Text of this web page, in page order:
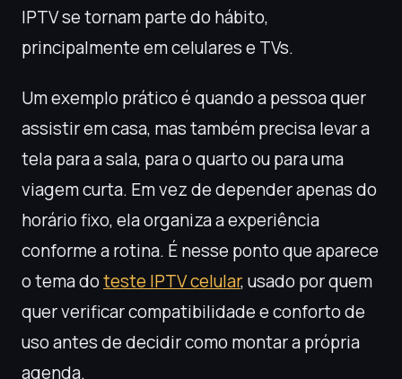
IPTV se tornam parte do hábito,
principalmente em celulares e TVs.
Um exemplo prático é quando a pessoa quer
assistir em casa, mas também precisa levar a
tela para a sala, para o quarto ou para uma
viagem curta. Em vez de depender apenas do
horário fixo, ela organiza a experiência
conforme a rotina. É nesse ponto que aparece
o tema doteste IPTV celular, usado por quem
quer verificar compatibilidade e conforto de
uso antes de decidir como montar a própria
agenda.